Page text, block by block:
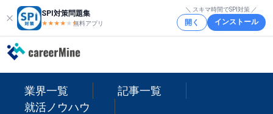
SPI対策問題集
★★★★ ★★
無料アプリ
＼ スキマ時間でSPI対策 ／
開く インストール
業界一覧
記事一覧
就活ノウハウ